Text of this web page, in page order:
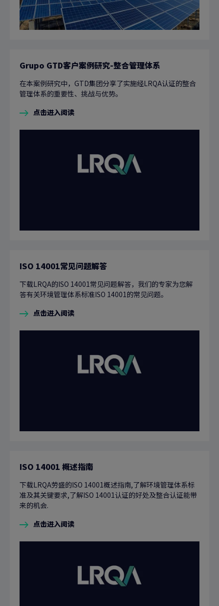
Grupo GTD客户案例研究-整合管理体系
在本案例研究中，GTD集团分享了实施经LRQA认证的整合
管理体系的重要性、挑战与优势。
点击进入阅读
ISO 14001常见问题解答
下载LRQA的ISO 14001常见问题解答，我们的专家为您解
答有关环境管理体系标准ISO 14001的常见问题。
点击进入阅读
ISO 14001 概述指南
下载LRQA劳盛的ISO 14001概述指南,了解环境管理体系标
准及其关键要求,了解ISO 14001认证的好处及整合认证能带
来的机会.
点击进入阅读